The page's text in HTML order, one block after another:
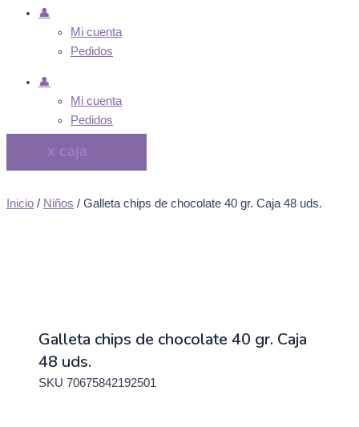
👤
Mi cuenta
Pedidos
👤
Mi cuenta
Pedidos
Inicio / Niños / Galleta chips de chocolate 40 gr. Caja 48 uds.
Galleta chips de chocolate 40 gr. Caja
48 uds.
SKU 70675842192501